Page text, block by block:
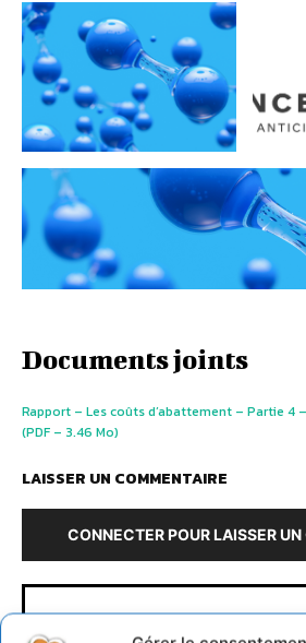
Documents joints
Rapport – Les coûts d’abattement – Partie 4
(PDF – 3.46 Mo)
LAISSER UN COMMENTAIRE
CONNECTER POUR LAISSER